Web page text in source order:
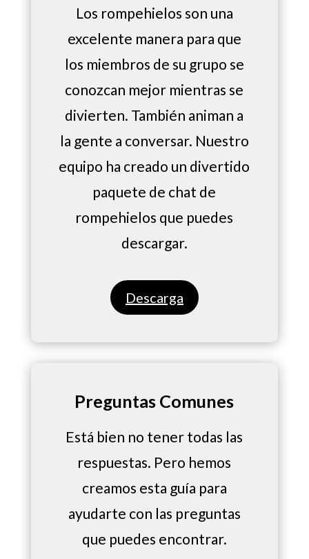
Los rompehielos son una
excelente manera para que
los miembros de su grupo se
conozcan mejor mientras se
divierten. También animan a
la gente a conversar. Nuestro
equipo ha creado un divertido
paquete de chat de
rompehielos que puedes
descargar.
Descarga
Preguntas Comunes
Está bien no tener todas las
respuestas. Pero hemos
creamos esta guía para
ayudarte con las preguntas
que puedes encontrar.